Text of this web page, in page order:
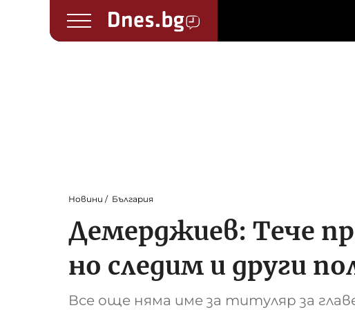
Новини България
Демерджиев: Тече
но следим и други
Все още няма име за титуляр за